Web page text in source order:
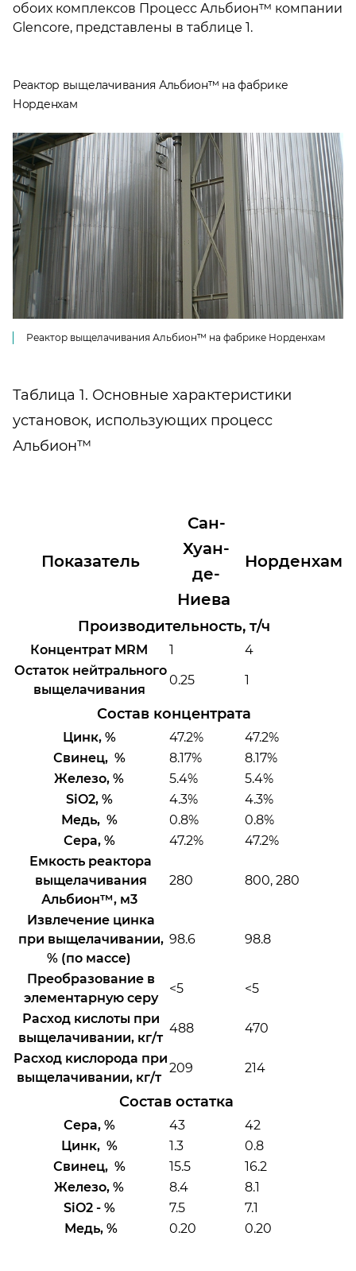
обоих комплексов Процесс Альбион™ компании
Glencore, представлены в таблице 1.
Реактор выщелачивания Альбион™ на фабрике
Норденхам
Реактор выщелачивания Альбион™ на фабрике Норденхам
Таблица 1. Основные характеристики
установок, использующих процесс
Альбион™
Показатель
Сан-
Хуан-
де-
Ниева
Норденхам
Производительность, т/ч ​ ​
Концентрат MRM 1
4
Остаток нейтрального
выщелачивания
0.25 1
Состав концентрата ​ ​
Цинк, % 47.2%
47.2%
Свинец, %
8.17%
8.17%
Железо, %
5.4%
5.4%
SiO2, %
4.3%
4.3%
Медь, %
0.8%
0.8%
Сера, %
47.2%
47.2%
Емкость реактора
выщелачивания
Альбион™, м3
280 800, 280
Извлечение цинка
при выщелачивании,
% (по массе)
98.6 98.8
Преобразование в
элементарную серу
<5
<5
Расход кислоты при
выщелачивании, кг/т
488
470
Расход кислорода при
выщелачивании, кг/т
209 214
Состав остатка​ ​
Сера, % 43
42
Цинк, %
1.3
0.8
Свинец, %
15.5
16.2
Железо, %
8.4
8.1
SiO2 - %
7.5
7.1
Медь, %
0.20 0.20